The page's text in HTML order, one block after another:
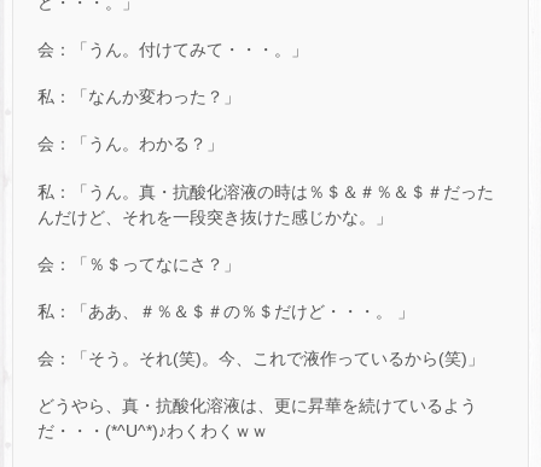
会：「うん。付けてみて・・・。」
私：「なんか変わった？」
会：「うん。わかる？」
私：「うん。真・抗酸化溶液の時は％＄＆＃％＆＄＃だった
んだけど、それを一段突き抜けた感じかな。」
会：「％＄ってなにさ？」
私：「ああ、＃％＆＄＃の％＄だけど・・・。 」
会：「そう。それ(笑)。今、これで液作っているから(笑)」
どうやら、真・抗酸化溶液は、更に昇華を続けているよう
だ・・・(*^U^*)♪わくわくｗｗ